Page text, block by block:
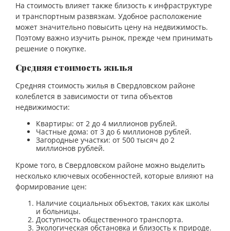
На стоимость влияет также близость к инфраструктуре
и транспортным развязкам. Удобное расположение
может значительно повысить цену на недвижимость.
Поэтому важно изучить рынок, прежде чем принимать
решение о покупке.
Средняя стоимость жилья
Средняя стоимость жилья в Свердловском районе
колеблется в зависимости от типа объектов
недвижимости:
Квартиры: от 2 до 4 миллионов рублей.
Частные дома: от 3 до 6 миллионов рублей.
Загородные участки: от 500 тысяч до 2
миллионов рублей.
Кроме того, в Свердловском районе можно выделить
несколько ключевых особенностей, которые влияют на
формирование цен:
Наличие социальных объектов, таких как школы
и больницы.
Доступность общественного транспорта.
Экологическая обстановка и близость к природе.